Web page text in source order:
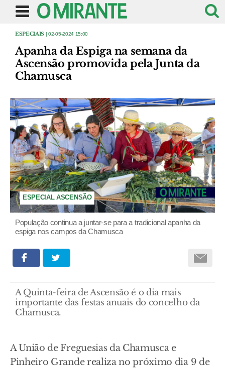
ESPECIAIS | 02-05-2024 15:00
Apanha da Espiga na semana da
Ascensão promovida pela Junta da
Chamusca
ESPECIAL ASCENSÃO
População continua a juntar-se para a tradicional apanha da
espiga nos campos da Chamusca
A Quinta-feira de Ascensão é o dia mais
importante das festas anuais do concelho da
Chamusca.
A União de Freguesias da Chamusca e
Pinheiro Grande realiza no próximo dia 9 de